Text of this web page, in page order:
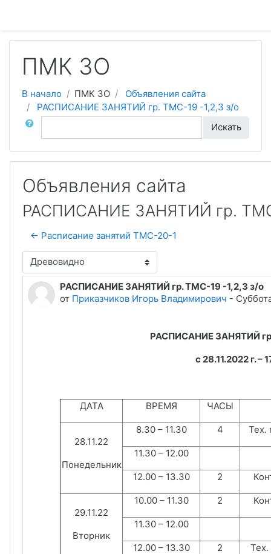
ПМК ЗО
В начало ПМК ЗО
Объявления сайта
РАСПИСАНИЕ ЗАНЯТИЙ гр. ТМС-19 -1,2,3 з/о
Поиск по форумам
Искать
Объявления сайта
РАСПИСАНИЕ ЗАНЯТИЙ гр.
← Расписание занятий ТМС-20-1
Режим отображения
РАСПИСАНИЕ ЗАНЯТИЙ гр. ТМС-19 -1,2,3 з/о
от Приказчиков Игорь Владимирович -
Количество ответов: 0
РАСПИСАНИЕ ЗАНЯТИЙ
с 28.11.2022 г. –
ДАТА ВРЕМЯ ЧАСЫ
28.11.22
Понедельник
8.30 – 11.30 4 Тех.
11.30 – 12.00
12.00 – 13.30 2
29.11.22
Вторник
10.00 – 11.30 2
11.30 – 12.00
12.00 – 13.30 2 Тех.